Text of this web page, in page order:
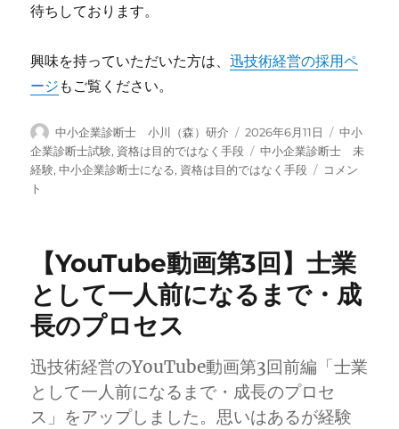
待ちしております。
興味を持っていただいた方は、迅技術経営の採用ペ
ージ もご覧ください。
投
稿
者
中小企業診断士 小川（森）研介
投
稿
日:
2026年6月11日
カ
テ
ゴ
中小
企業診断士試験, 資格は目的ではなく手段
タ
グ
中小企業診断士 未
経験,中小企業診断士になる, 資格は目的ではなく手段
「資
で
な
段」
は？
に
コメン
ト
【YouTube動画第3回】士業
として一人前になるまで・成
長のプロセス
迅技術経営のYouTube動画第3回前編「士業
として一人前になるまで・成長のプロセ
ス」をアップしました。思いはあるが経験